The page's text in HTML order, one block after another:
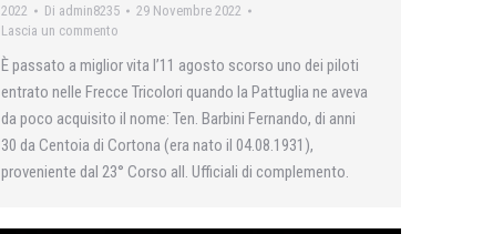
2022 Di admin8235
29 Novembre 2022
Lascia un commento
È passato a miglior vita l’11 agosto scorso uno dei piloti
entrato nelle Frecce Tricolori quando la Pattuglia ne aveva
da poco acquisito il nome: Ten. Barbini Fernando, di anni
30 da Centoia di Cortona (era nato il 04.08.1931),
proveniente dal 23° Corso all. Ufficiali di complemento.